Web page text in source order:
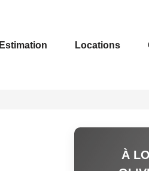
Estimation Locations
À